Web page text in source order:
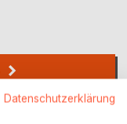
Datenschutzerklärung